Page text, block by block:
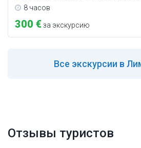
8 часов
300 €за экскурсию
Все экскурсии в
Отзывы туристов